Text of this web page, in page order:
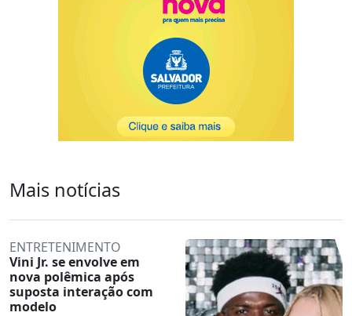
Mais notícias
ENTRETENIMENTO
Vini Jr. se envolve em
nova polêmica após
suposta interação com
modelo